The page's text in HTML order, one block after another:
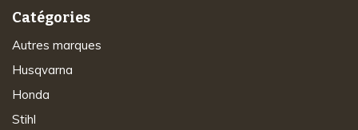
Catégories
Autres marques
Husqvarna
Honda
Stihl